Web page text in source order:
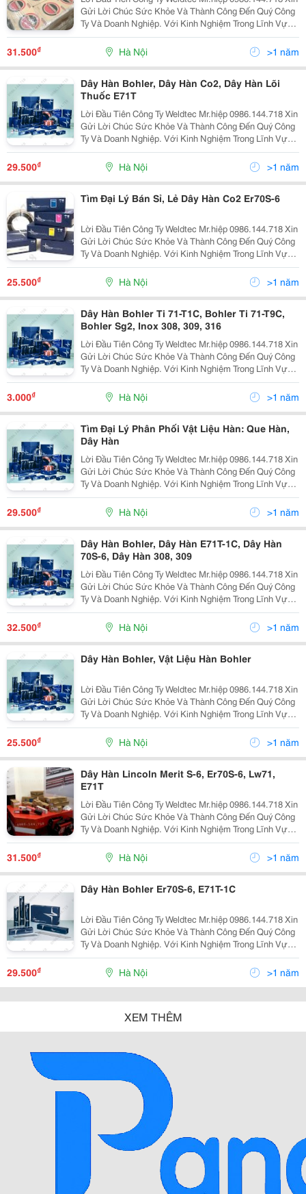
Gửi Lời Chúc Sức Khỏe Và Thành Công Đến Quý Công
Ty Và Doanh Nghiệp. Với Kinh Nghiệm Trong Lĩnh Vực
Cung Cấp Thiết Bị Và Vật Liệu Hàn, Cắt Weldtec Tự Hào
Là Doanh Nghiệp Lớn Và Uy Tín Hàng Đầu Việ
31.500₫ Hà Nội >1 năm
Dây Hàn Bohler, Dây Hàn Co2, Dây Hàn Lõi
Thuốc E71T
Lời Đầu Tiên Công Ty Weldtec Mr.hiệp 0986.144.718 Xin
Gửi Lời Chúc Sức Khỏe Và Thành Công Đến Quý Công
Ty Và Doanh Nghiệp. Với Kinh Nghiệm Trong Lĩnh Vực
Cung Cấp Thiết Bị Và Vật Liệu Hàn, Cắt Weldtec Tự Hào
Là Doanh Nghiệp Lớn Và Uy Tín Hàng Đầu Việ
29.500₫ Hà Nội >1 năm
Tìm Đại Lý Bán Sỉ, Lẻ Dây Hàn Co2 Er70S-6
Lời Đầu Tiên Công Ty Weldtec Mr.hiệp 0986.144.718 Xin
Gửi Lời Chúc Sức Khỏe Và Thành Công Đến Quý Công
Ty Và Doanh Nghiệp. Với Kinh Nghiệm Trong Lĩnh Vực
Cung Cấp Thiết Bị Và Vật Liệu Hàn, Cắt Weldtec Tự Hào
Là Doanh Nghiệp Lớn Và Uy Tín Hàng Đầu Việ
25.500₫ Hà Nội >1 năm
Dây Hàn Bohler Ti 71-T1C, Bohler Ti 71-T9C,
Bohler Sg2, Inox 308, 309, 316
Lời Đầu Tiên Công Ty Weldtec Mr.hiệp 0986.144.718 Xin
Gửi Lời Chúc Sức Khỏe Và Thành Công Đến Quý Công
Ty Và Doanh Nghiệp. Với Kinh Nghiệm Trong Lĩnh Vực
Cung Cấp Thiết Bị Và Vật Liệu Hàn, Cắt Weldtec Tự Hào
Là Doanh Nghiệp Lớn Và Uy Tín Hàng Đầu Việ
3.000₫ Hà Nội >1 năm
Tìm Đại Lý Phân Phối Vật Liệu Hàn: Que Hàn,
Dây Hàn
Lời Đầu Tiên Công Ty Weldtec Mr.hiệp 0986.144.718 Xin
Gửi Lời Chúc Sức Khỏe Và Thành Công Đến Quý Công
Ty Và Doanh Nghiệp. Với Kinh Nghiệm Trong Lĩnh Vực
Cung Cấp Thiết Bị Và Vật Liệu Hàn, Cắt Weldtec Tự Hào
Là Doanh Nghiệp Lớn Và Uy Tín Hàng Đầu Việ
29.500₫ Hà Nội >1 năm
Dây Hàn Bohler, Dây Hàn E71T-1C, Dây Hàn
70S-6, Dây Hàn 308, 309
Lời Đầu Tiên Công Ty Weldtec Mr.hiệp 0986.144.718 Xin
Gửi Lời Chúc Sức Khỏe Và Thành Công Đến Quý Công
Ty Và Doanh Nghiệp. Với Kinh Nghiệm Trong Lĩnh Vực
Cung Cấp Thiết Bị Và Vật Liệu Hàn, Cắt Weldtec Tự Hào
Là Doanh Nghiệp Lớn Và Uy Tín Hàng Đầu Việ
32.500₫ Hà Nội >1 năm
Dây Hàn Bohler, Vật Liệu Hàn Bohler
Lời Đầu Tiên Công Ty Weldtec Mr.hiệp 0986.144.718 Xin
Gửi Lời Chúc Sức Khỏe Và Thành Công Đến Quý Công
Ty Và Doanh Nghiệp. Với Kinh Nghiệm Trong Lĩnh Vực
Cung Cấp Thiết Bị Và Vật Liệu Hàn, Cắt Weldtec Tự Hào
Là Doanh Nghiệp Lớn Và Uy Tín Hàng Đầu Việ
25.500₫ Hà Nội >1 năm
Dây Hàn Lincoln Merit S-6, Er70S-6, Lw71,
E71T
Lời Đầu Tiên Công Ty Weldtec Mr.hiệp 0986.144.718 Xin
Gửi Lời Chúc Sức Khỏe Và Thành Công Đến Quý Công
Ty Và Doanh Nghiệp. Với Kinh Nghiệm Trong Lĩnh Vực
Cung Cấp Thiết Bị Và Vật Liệu Hàn, Cắt Weldtec Tự Hào
Là Doanh Nghiệp Lớn Và Uy Tín Hàng Đầu Việ
31.500₫ Hà Nội >1 năm
Dây Hàn Bohler Er70S-6, E71T-1C
Lời Đầu Tiên Công Ty Weldtec Mr.hiệp 0986.144.718 Xin
Gửi Lời Chúc Sức Khỏe Và Thành Công Đến Quý Công
Ty Và Doanh Nghiệp. Với Kinh Nghiệm Trong Lĩnh Vực
Cung Cấp Thiết Bị Và Vật Liệu Hàn, Cắt Weldtec Tự Hào
Là Doanh Nghiệp Lớn Và Uy Tín Hàng Đầu Việ
29.500₫ Hà Nội >1 năm
XEM THÊM